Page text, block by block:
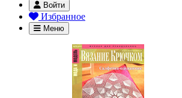
Войти
Избранное
Меню